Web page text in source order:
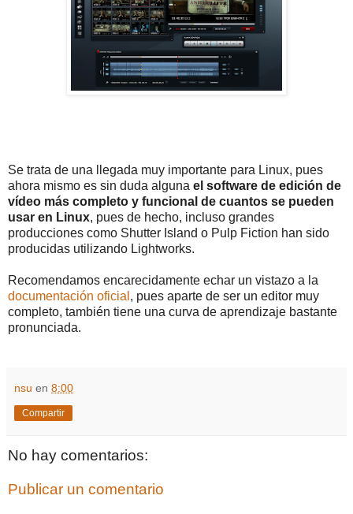
Se trata de una llegada muy importante para Linux, pues
ahora mismo es sin duda alguna el software de edición de
vídeo más completo y funcional de cuantos se pueden
usar en Linux, pues de hecho, incluso grandes
producciones como Shutter Island o Pulp Fiction han sido
producidas utilizando Lightworks.
Recomendamos encarecidamente echar un vistazo a la
documentación oficial , pues aparte de ser un editor muy
completo, también tiene una curva de aprendizaje bastante
pronunciada.
nsu en 8:00
Compartir
No hay comentarios:
Publicar un comentario